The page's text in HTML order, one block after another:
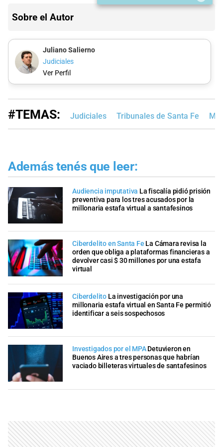
Sobre el Autor
Juliano Salierno
Judiciales
Ver Perfil
#TEMAS: Judiciales Tribunales de Santa Fe
Además tenés que leer:
Audiencia imputativa La fiscalía pidió prisión
preventiva para los tres acusados por la
millonaria estafa virtual a santafesinos
Ciberdelito en Santa Fe La Cámara revisa la
orden que obliga a plataformas financieras a
devolver casi $ 30 millones por una estafa
virtual
Ciberdelito La investigación por una
millonaria estafa virtual en Santa Fe permitió
identificar a seis sospechosos
Investigados por el MPA Detuvieron en
Buenos Aires a tres personas que habrían
vaciado billeteras virtuales de santafesinos